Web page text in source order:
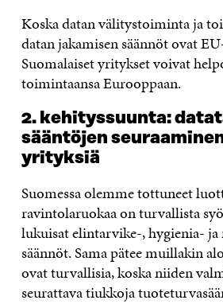
Koska datan välitystoiminta ja
datan jakamisen säännöt ovat
Suomalaiset yritykset voivat
toimintaansa Eurooppaan.
2. kehityssuunta:
sääntöjen
yrityksiä
Suomessa olemme tottuneet
ravintolaruokaa on turvallista
lukuisat elintarvike-, hygienia-
säännöt. Sama pätee muillakin
ovat turvallisia, koska niiden
seurattava tiukkoja